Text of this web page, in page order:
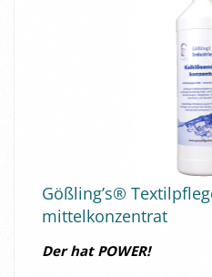
Göß­ling’s®
mit­tel­kon­zen­trat
Der hat POWER!